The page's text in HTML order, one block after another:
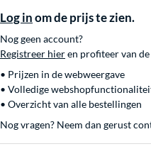
Log in om de prijs te zien.
Nog geen account?
Registreer hieren profiteer van
• Prijzen in de webweergave
• Volledige
• Overzicht van alle bestellingen
Nog vragen? Neem dan gerust